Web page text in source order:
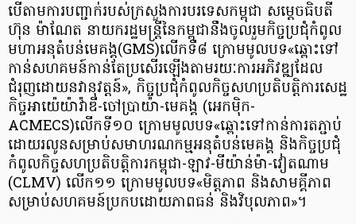
បើតាមការបញ្ជាក់របស់ក្រសួងការបរទេសកម្ពុជា សម្តេចធិបតី
ហ៊ុន ម៉ាណែត នាយករដ្ឋមន្ត្រីនៃកម្ពុជានឹងចូលរួមកិច្ចប្រជុំកំពូល
មហាអនុតំបន់មេគង្គ(GMS)លើកទី៨ ក្រោមមូលបទ«ឆ្ពោះទៅ
កាន់សហគមន៍កាន់តែប្រសើរឡើងតាមរយៈការអភិវឌ្ឍដែល
ជំរុញដោយនវានុវត្តន៍», កិច្ចប្រជុំកំពូលកិច្ចសហប្រតិបត្តិការសេដ្ឋ
កិច្ចអាយ៉េយ៉ាវ៉ាឌី-ចៅប្រាយ៉ា-មេគង្គ (អេកម៉ិក-
ACMECS)លើកទី១០ ក្រោមមូលបទ«ឆ្ពោះទៅកាន់ការតភ្ជាប់
ដោយរលូនសម្រាប់សមាហរណកម្មអនុតំបន់មេគង្គ និងកិច្ចប្រជុំ
កំពូលកិច្ចសហប្រតិបត្តិការកម្ពុជា-ឡាវ-មីយ៉ាន់ម៉ា-វៀតណាម
(CLMV) លើក១១ ក្រោមមូលបទ«មិត្តភាព និងសាមគ្គីភាព
សម្រាប់សហគមន៍ប្រកបដោយភាពធន់ និងវិបុលភាព»។